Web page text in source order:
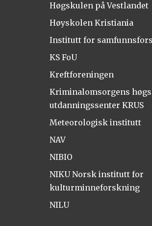
Høgskulen på Vestlandet
Høyskolen Kristiania
Institutt for
KS FoU
Kreftforeningen
Kriminalomsorgens
utdanningssenter KRUS
Meteorologisk institutt
NAV
NIBIO
NIKU Norsk institutt for
kulturminneforskning
NILU